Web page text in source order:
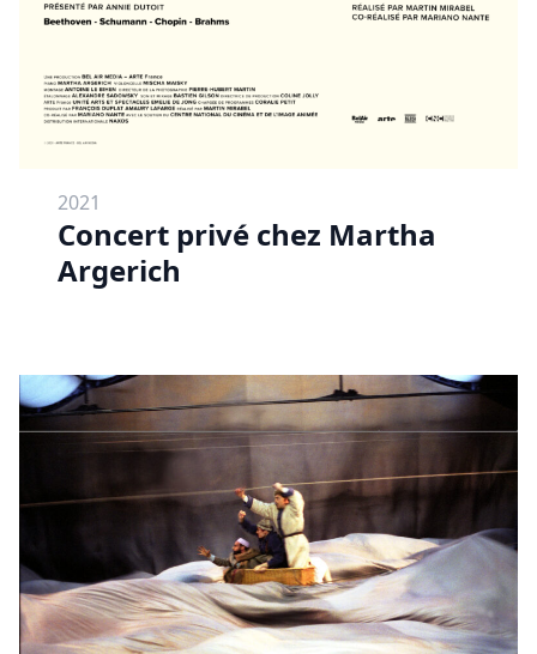
2021
Concert privé chez Martha
Argerich